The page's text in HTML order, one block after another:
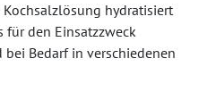
hydratisiert
für den Einsatzzweck
Bedarf in verschiedenen